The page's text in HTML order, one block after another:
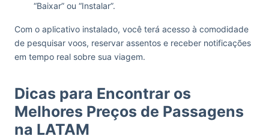
“Baixar” ou “Instalar”.
Com o aplicativo instalado, você terá acesso à comodidade
de pesquisar voos, reservar assentos e receber notificações
em tempo real sobre sua viagem.
Dicas para Encontrar os
Melhores Preços de Passagens
na LATAM